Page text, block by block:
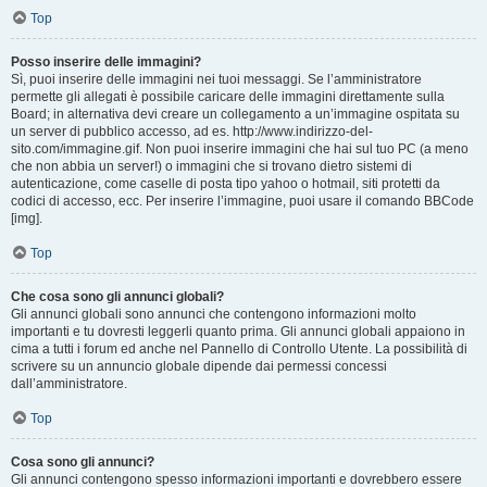
Top
Posso inserire delle immagini?
Sì, puoi inserire delle immagini nei tuoi messaggi. Se l’amministratore
permette gli allegati è possibile caricare delle immagini direttamente sulla
Board; in alternativa devi creare un collegamento a un’immagine ospitata su
un server di pubblico accesso, ad es. http://www.indirizzo-del-
sito.com/immagine.gif. Non puoi inserire immagini che hai sul tuo PC (a meno
che non abbia un server!) o immagini che si trovano dietro sistemi di
autenticazione, come caselle di posta tipo yahoo o hotmail, siti protetti da
codici di accesso, ecc. Per inserire l’immagine, puoi usare il comando BBCode
[img].
Top
Che cosa sono gli annunci globali?
Gli annunci globali sono annunci che contengono informazioni molto
importanti e tu dovresti leggerli quanto prima. Gli annunci globali appaiono in
cima a tutti i forum ed anche nel Pannello di Controllo Utente. La possibilità di
scrivere su un annuncio globale dipende dai permessi concessi
dall’amministratore.
Top
Cosa sono gli annunci?
Gli annunci contengono spesso informazioni importanti e dovrebbero essere